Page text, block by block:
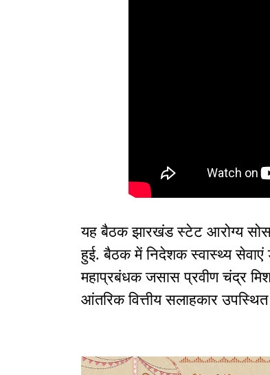
यह बैठक झारखंड स्टेट आरोग्य
हुई. बैठक में निदेशक स्वास्थ्य सेवाएं
महाप्रबंधक जसास प्रवीण चंद्र
आंतरिक वित्तीय सलाहकार